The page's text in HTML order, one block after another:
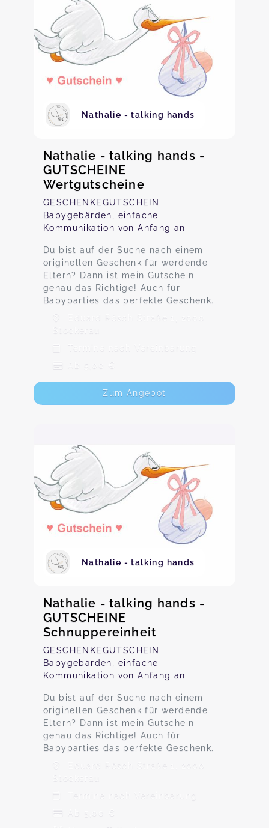
Nathalie - talking hands
Nathalie - talking hands -
GUTSCHEINE
Wertgutscheine
GESCHENKEGUTSCHEIN
Babygebärden, einfache
Kommunikation von Anfang an
Du bist auf der Suche nach einem
originellen Geschenk für werdende
Eltern? Dann ist mein Gutschein
genau das Richtige! Auch für
Babyparties das perfekte Geschenk.
Eduard Rösch Straße 1, 2000
Stockerau
Termine nach Vereinbarung
Ab 5,00 €
Zum Angebot
Nathalie - talking hands
Nathalie - talking hands -
GUTSCHEINE
Schnuppereinheit
GESCHENKEGUTSCHEIN
Babygebärden, einfache
Kommunikation von Anfang an
Du bist auf der Suche nach einem
originellen Geschenk für werdende
Eltern? Dann ist mein Gutschein
genau das Richtige! Auch für
Babyparties das perfekte Geschenk.
Eduard Rösch Straße 1, 2000
Stockerau
Termine nach Vereinbarung
Ab 5,00 €